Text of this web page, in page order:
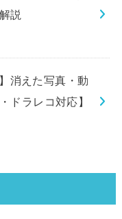
説
消えた写真・動
ドラレコ対応】